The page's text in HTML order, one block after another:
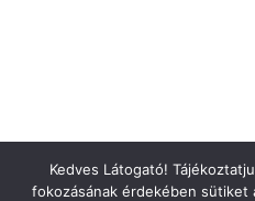
Kedves Látogató!
fokozásának érdekében sütiket